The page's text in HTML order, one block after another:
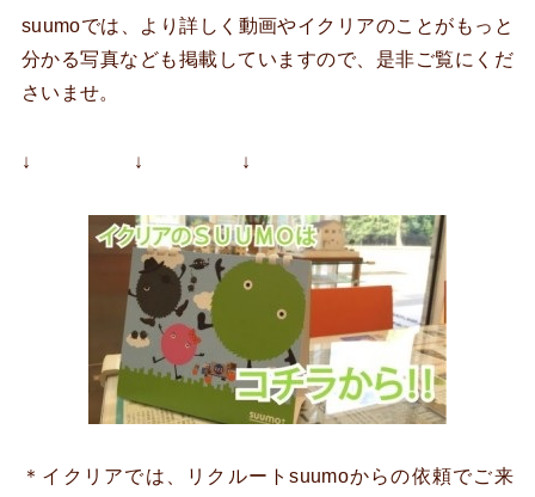
suumoでは、より詳しく動画やイクリアのことがもっと
分かる写真なども掲載していますので、是非ご覧にくだ
さいませ。
↓ ↓ ↓
＊イクリアでは、リクルートsuumoからの依頼でご来